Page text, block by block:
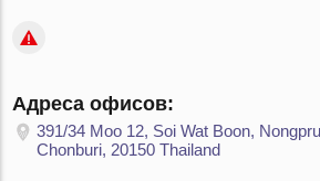
Адреса офисов:
391/34 Moo 12, Soi Wat Boon,
Chonburi, 20150 Thailand